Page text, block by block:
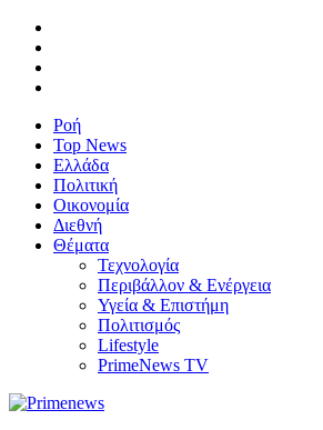
Ροή
Top News
Ελλάδα
Πολιτική
Οικονομία
Διεθνή
Θέματα
Τεχνολογία
Περιβάλλον & Ενέργεια
Υγεία & Επιστήμη
Πολιτισμός
Lifestyle
PrimeNews TV